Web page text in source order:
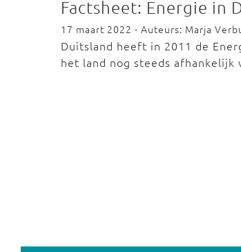
Factsheet: Energie in
17 maart 2022 - Auteurs: Marja
Duitsland heeft in 2011 de
het land nog steeds